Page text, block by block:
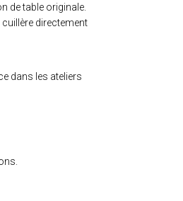
de table originale.
directement
dans les ateliers